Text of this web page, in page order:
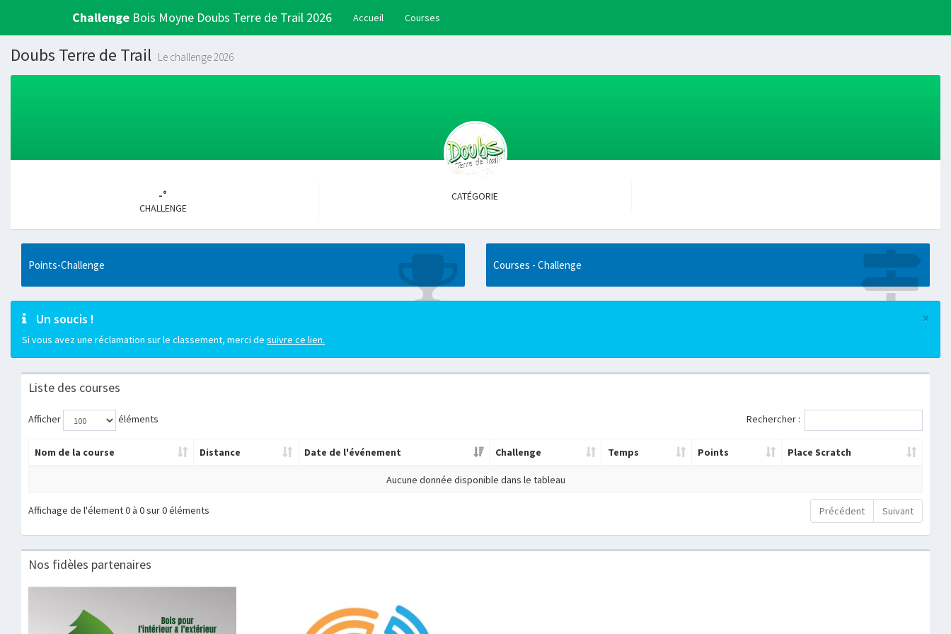
Challenge Bois Moyne Doubs Terre de Trail 2026 Accueil Courses
Doubs Terre de Trail Le challenge 2026
-°
CHALLENGE
CATÉGORIE
Points-Challenge Courses - Challenge
×
Un soucis !
Si vous avez une réclamation sur le classement, merci de suivre ce lien.
Liste des courses
Afficher éléments Rechercher :
Nom de la course Distance Date de l'événement Challenge Temps Points Place Scratch
Aucune donnée disponible dans le tableau
Affichage de l'élement 0 à 0 sur 0 éléments Précédent Suivant
Nos fidèles partenaires